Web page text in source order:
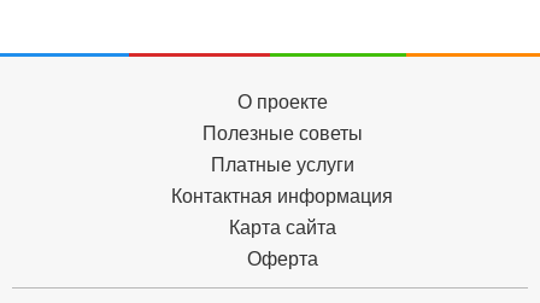
О проекте
Полезные советы
Платные услуги
Контактная информация
Карта сайта
Оферта